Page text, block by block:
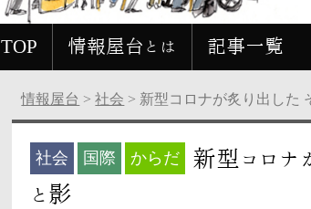
TOP 情報屋台とは 記事一覧
情報屋台 >社会 > 新型コロナが炙り出した
社会 国際 からだ
新型コロナ
と影